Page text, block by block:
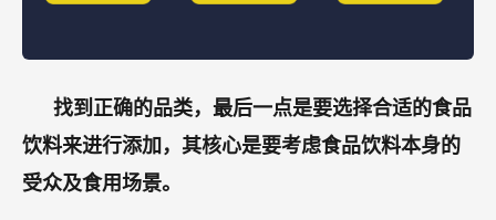
找到正确的品类，最后一点是要选择合适的食品
饮料来进行添加，其核心是要考虑食品饮料本身的
受众及食用场景。